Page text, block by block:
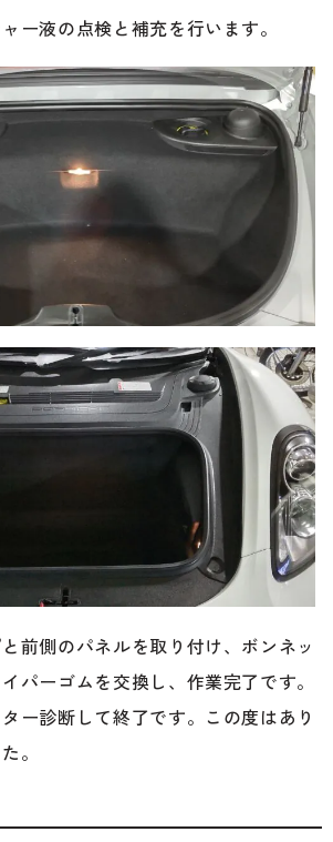
ー液の点検と補充を行います。
前側のパネルを取り付け、ボンネッ
パーゴムを交換し、作業完了です。
ー診断して終了です。この度はあり
。